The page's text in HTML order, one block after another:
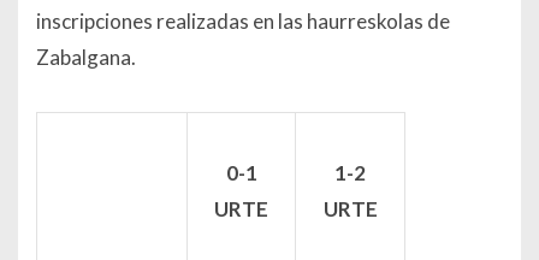
inscripciones realizadas en las haurreskolas de
Zabalgana.
0-1
URTE
1-2
URTE